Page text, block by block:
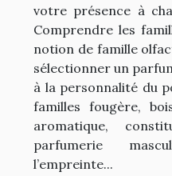
votre présence à
Comprendre les
notion de famille
sélectionner un
à la personnalité du
familles fougère,
aromatique,
parfumerie
l’empreinte...